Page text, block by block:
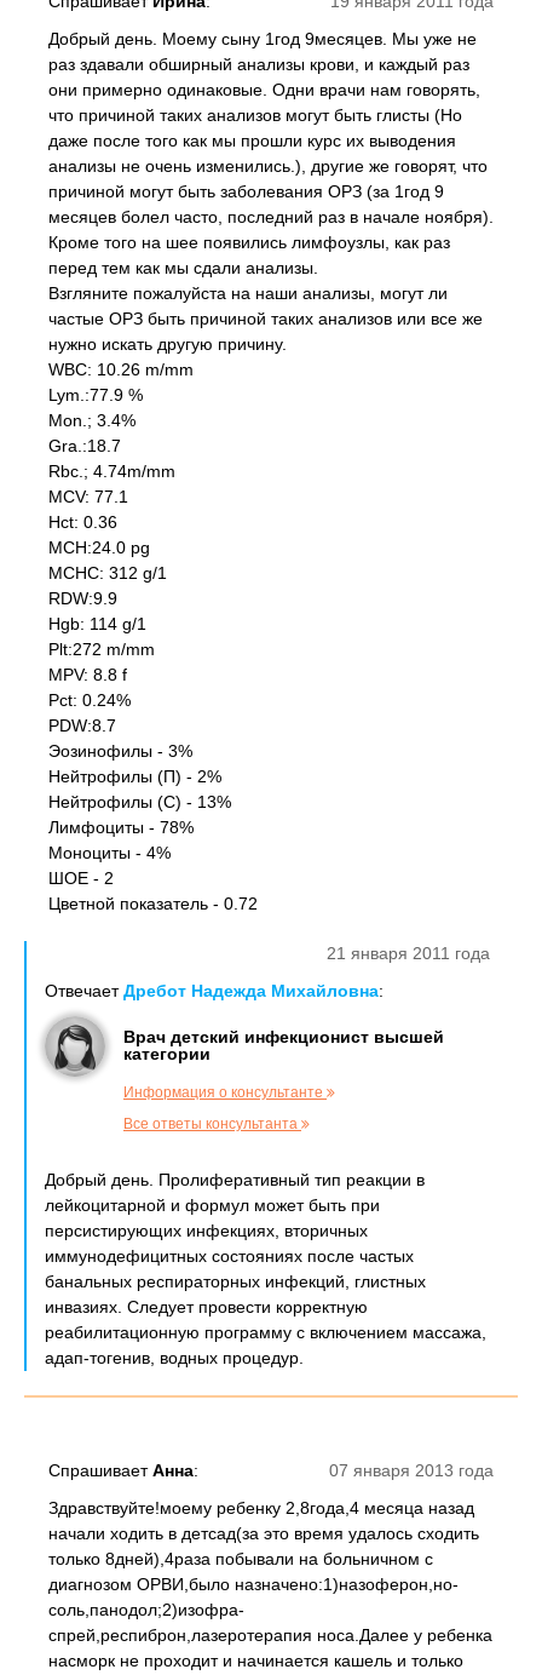
Добрый день. Моему сыну 1год 9месяцев. Мы уже не
раз здавали обширный анализы крови, и каждый раз
они примерно одинаковые. Одни врачи нам говорять,
что причиной таких анализов могут быть глисты (Но
даже после того как мы прошли курс их выводения
анализы не очень изменились.), другие же говорят, что
причиной могут быть заболевания ОРЗ (за 1год 9
месяцев болел часто, последний раз в начале ноября).
Кроме того на шее появились лимфоузлы, как раз
перед тем как мы сдали анализы.
Взгляните пожалуйста на наши анализы, могут ли
частые ОРЗ быть причиной таких анализов или все же
нужно искать другую причину.
WBC: 10.26 m/mm
Lym.:77.9 %
Mon.; 3.4%
Gra.:18.7
Rbc.; 4.74m/mm
MCV: 77.1
Hct: 0.36
MCH:24.0 pg
MCHC: 312 g/1
RDW:9.9
Hgb: 114 g/1
Plt:272 m/mm
MPV: 8.8 f
Pct: 0.24%
PDW:8.7
Эозинофилы - 3%
Нейтрофилы (П) - 2%
Нейтрофилы (С) - 13%
Лимфоциты - 78%
Моноциты - 4%
ШОЕ - 2
Цветной показатель - 0.72
21 января 2011 года
ОтвечаетДребот Надежда Михайловна:
Врач детский инфекционист высшей
категории
Информация о консультанте
Все ответы консультанта
Добрый день. Пролиферативный тип реакции в
лейкоцитарной и формул может быть при
персистирующих инфекциях, вторичных
иммунодефицитных состояниях после частых
банальных респираторных инфекций, глистных
инвазиях. Следует провести корректную
реабилитационную программу с включением массажа,
адап-тогенив, водных процедур.
07 января 2013 года
СпрашиваетАнна:
Здравствуйте!моему ребенку 2,8года,4 месяца назад
начали ходить в детсад(за это время удалось сходить
только 8дней),4раза побывали на больничном с
диагнозом ОРВИ,было назначено:1)назоферон,но-
соль,панодол;2)изофра-
спрей,респиброн,лазеротерапия носа.Далее у ребенка
насморк не проходит и начинается кашель и только